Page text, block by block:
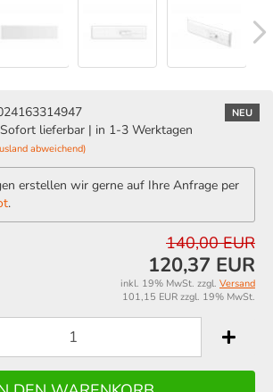
NEU
Sofort lieferbar | in 1-3 Werktagen
abweichend)
erstellen wir gerne auf Ihre Anfrage per
.
140,00 EUR
120,37 EUR
inkl. 19% MwSt. zzgl. Versand
101,15 EUR zzgl. 19% MwSt.